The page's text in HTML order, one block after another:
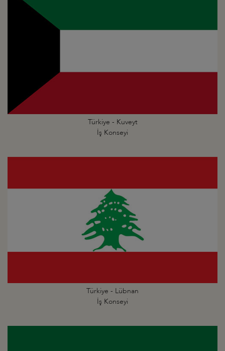
Türkiye - Kuveyt
İş Konseyi
Türkiye - Lübnan
İş Konseyi